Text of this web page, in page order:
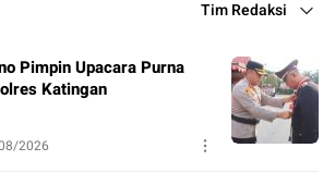
Tim Redaksi
Pimpin Upacara Purna
Katingan
2026